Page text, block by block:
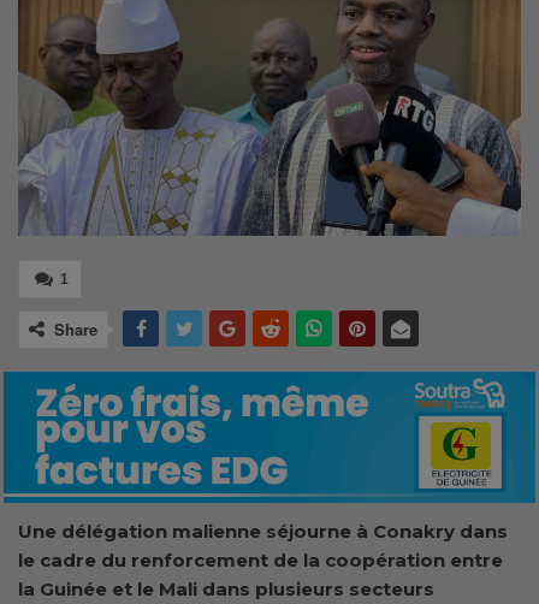
1
Share
Une délégation malienne séjourne à Conakry dans
le cadre du renforcement de la coopération entre
la Guinée et le Mali dans plusieurs secteurs